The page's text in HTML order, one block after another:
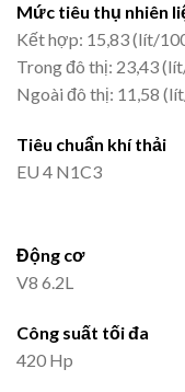
Mức tiêu thụ nhiên
Kết hợp: 15,83 (lít/
Trong đô thị: 23,43
Ngoài đô thị: 11,58
Tiêu chuẩn khí thải
EU 4 N1C3
Động cơ
V8 6.2L
Công suất tối đa
420 Hp